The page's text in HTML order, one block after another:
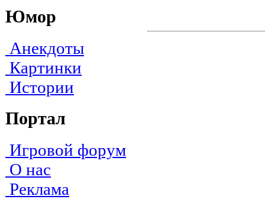
Юмор
Анекдоты
Картинки
Истории
Портал
Игровой форум
О нас
Реклама